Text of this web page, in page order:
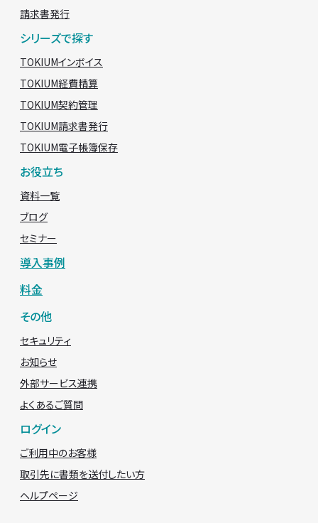
請求書発行
シリーズで探す
TOKIUMインボイス
TOKIUM経費精算
TOKIUM契約管理
TOKIUM請求書発行
TOKIUM電子帳簿保存
お役立ち
資料一覧
ブログ
セミナー
導入事例
料金
その他
セキュリティ
お知らせ
外部サービス連携
よくあるご質問
ログイン
ご利用中のお客様
取引先に書類を送付したい方
ヘルプページ